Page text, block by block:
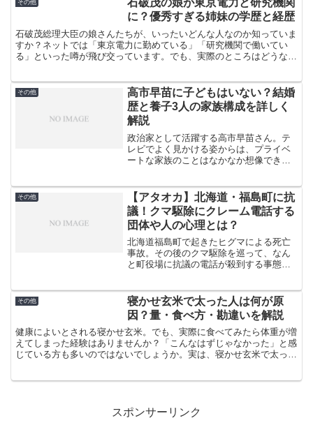
その他
石破茂の娘が東京電力と研究機関
に？優秀すぎる姉妹の学歴と経歴
石破茂総理大臣の娘さんたちが、いったいどんな人なのか知っていま
すか？ネットでは「東京電力に勤めている」「研究機関で働いてい
る」といった噂が飛び交っています。でも、実際のところはどうなの
その他
高市早苗に子どもはいない？結婚
歴と養子3人の家族構成を詳しく
解説
政治家として活躍する高市早苗さん。テ
レビでよく見かける姿からは、プライベ
ートな家族のことはなかなか想像できま
て生活されています。一体どういう家族
構成なのか気になりません...
その他
【アタオカ】北海道・福島町に抗
議！クマ駆除にクレーム電話する
団体や人の心理とは？
北海道福島町で起きたヒグマによる死亡
事故。その後のクマ駆除を巡って、なん
と町役場に抗議の電話が殺到する事態と
の記事では、実際の抗議内容や抗議者の
正体、そして彼らの心理に...
その他
寝かせ玄米で太った人は何が原
因？量・食べ方・勘違いを解説
健康によいとされる寝かせ玄米。でも、実際に食べてみたら体重が増
えてしまった経験はありませんか？「こんなはずじゃなかった」と感
じている方も多いのではないでしょうか。実は、寝かせ玄米で太って
スポンサーリンク